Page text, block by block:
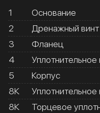
1
Основание
2
Дренажный винт
3
Фланец
4
Уплотнительное
5
Корпус
8К
Уплотнительное
8К
Торцевое